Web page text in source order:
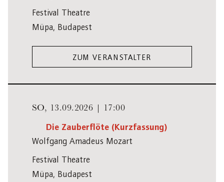
Festival Theatre
Müpa, Budapest
ZUM VERANSTALTER
SO, 13.09.2026 | 17:00
Die Zauberflöte (Kurzfassung)
Wolfgang Amadeus Mozart
Festival Theatre
Müpa, Budapest